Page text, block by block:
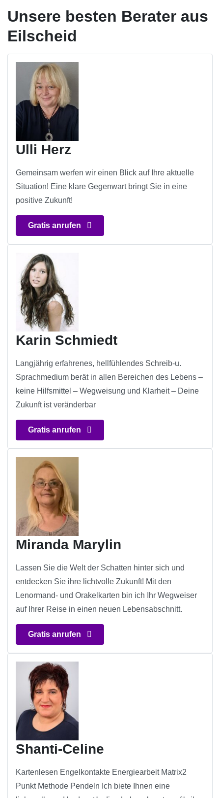
Unsere besten Berater aus
Eilscheid
Ulli Herz
Gemeinsam werfen wir einen Blick auf Ihre aktuelle
Situation! Eine klare Gegenwart bringt Sie in eine
positive Zukunft!
Gratis anrufen
Karin Schmiedt
Langjährig erfahrenes, hellfühlendes Schreib-u.
Sprachmedium berät in allen Bereichen des Lebens –
keine Hilfsmittel – Wegweisung und Klarheit – Deine
Zukunft ist veränderbar
Gratis anrufen
Miranda Marylin
Lassen Sie die Welt der Schatten hinter sich und
entdecken Sie ihre lichtvolle Zukunft! Mit den
Lenormand- und Orakelkarten bin ich Ihr Wegweiser
auf Ihrer Reise in einen neuen Lebensabschnitt.
Gratis anrufen
Shanti-Celine
Kartenlesen Engelkontakte Energiearbeit Matrix2
Punkt Methode Pendeln Ich biete Ihnen eine